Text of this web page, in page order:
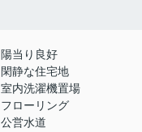
陽当り良好
閑静な住宅地
室内洗濯機置場
フローリング
公営水道